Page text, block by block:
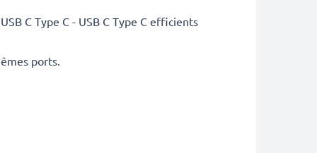
C Type C - USB C Type C efficients
ports.